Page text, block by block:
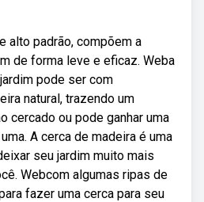
alto padrão, compõem a
de forma leve e eficaz. Weba
pode ser com
natural, trazendo um
cercado ou pode ganhar uma
A cerca de madeira é uma
seu jardim muito mais
Webcom algumas ripas de
fazer uma cerca para seu